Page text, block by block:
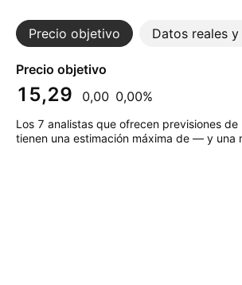
Precio objetivo Datos reales
Precio objetivo
15,29 0,00 0,00%
Los 7 analistas que ofrecen previsiones de
tienen una estimación máxima de — y una